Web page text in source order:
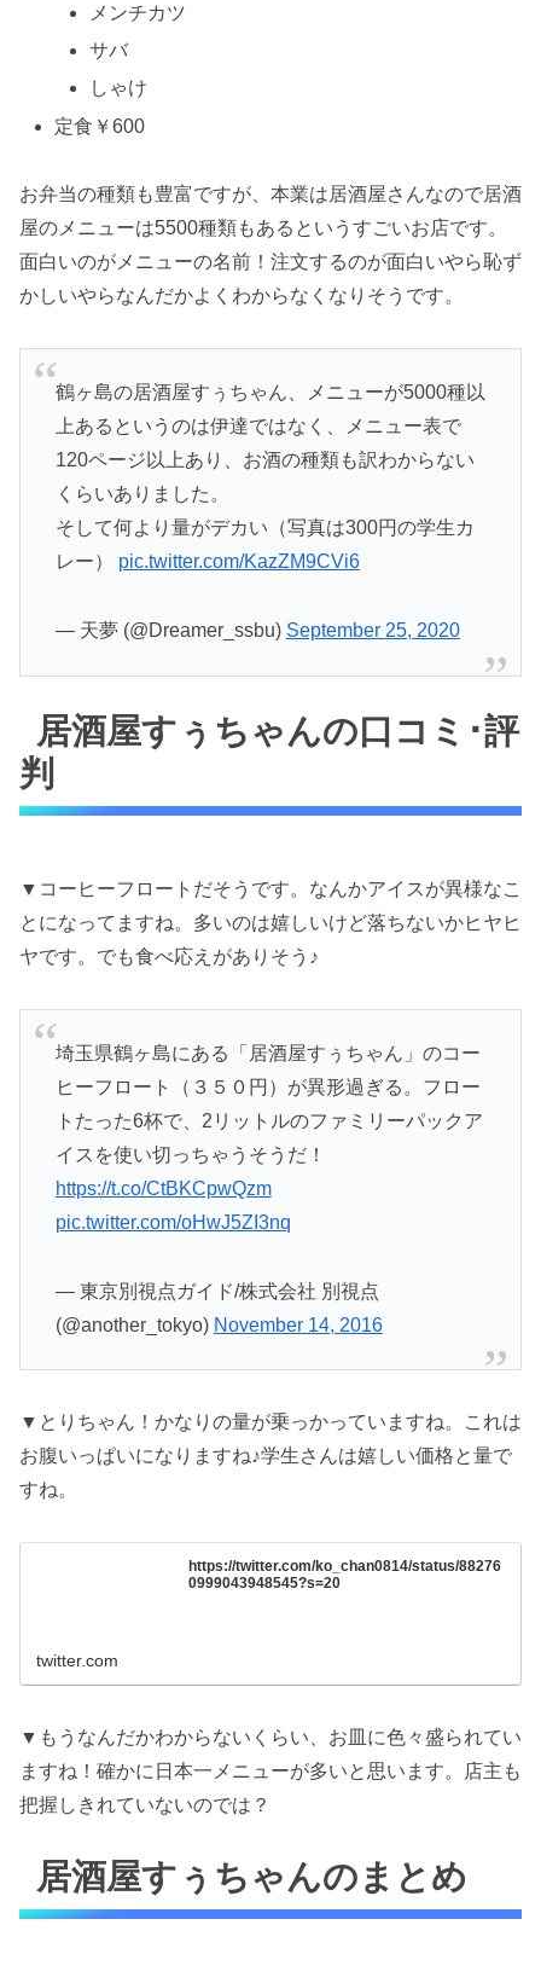
メンチカツ
サバ
しゃけ
定食￥600
お弁当の種類も豊富ですが、本業は居酒屋さんなので居酒
屋のメニューは5500種類もあるというすごいお店です。
面白いのがメニューの名前！注文するのが面白いやら恥ず
かしいやらなんだかよくわからなくなりそうです。
鶴ヶ島の居酒屋すぅちゃん、メニューが5000種以
上あるというのは伊達ではなく、メニュー表で
120ページ以上あり、お酒の種類も訳わからない
くらいありました。
そして何より量がデカい（写真は300円の学生カ
レー） pic.twitter.com/KazZM9CVi6
— 天夢 (@Dreamer_ssbu) September 25, 2020
居酒屋すぅちゃんの口コミ･評
判
▼コーヒーフロートだそうです。なんかアイスが異様なこ
とになってますね。多いのは嬉しいけど落ちないかヒヤヒ
ヤです。でも食べ応えがありそう♪
埼玉県鶴ヶ島にある「居酒屋すぅちゃん」のコー
ヒーフロート（３５０円）が異形過ぎる。フロー
トたった6杯で、2リットルのファミリーパックア
イスを使い切っちゃうそうだ！
https://t.co/CtBKCpwQzm
pic.twitter.com/oHwJ5ZI3nq
— 東京別視点ガイド/株式会社 別視点
(@another_tokyo) November 14, 2016
▼とりちゃん！かなりの量が乗っかっていますね。これは
お腹いっぱいになりますね♪学生さんは嬉しい価格と量で
すね。
https://twitter.com/ko_chan0814/status/88276
0999043948545?s=20
twitter.com
▼もうなんだかわからないくらい、お皿に色々盛られてい
ますね！確かに日本一メニューが多いと思います。店主も
把握しきれていないのでは？
居酒屋すぅちゃんのまとめ